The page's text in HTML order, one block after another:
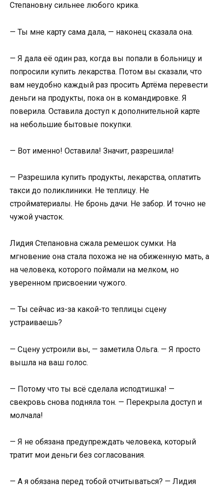
Степановну сильнее любого крика.
— Ты мне карту сама дала, — наконец сказала она.
— Я дала её один раз, когда вы попали в больницу и
попросили купить лекарства. Потом вы сказали, что
вам неудобно каждый раз просить Артёма перевести
деньги на продукты, пока он в командировке. Я
поверила. Оставила доступ к дополнительной карте
на небольшие бытовые покупки.
— Вот именно! Оставила! Значит, разрешила!
— Разрешила купить продукты, лекарства, оплатить
такси до поликлиники. Не теплицу. Не
стройматериалы. Не бронь дачи. Не забор. И точно не
чужой участок.
Лидия Степановна сжала ремешок сумки. На
мгновение она стала похожа не на обиженную мать, а
на человека, которого поймали на мелком, но
уверенном присвоении чужого.
— Ты сейчас из-за какой-то теплицы сцену
устраиваешь?
— Сцену устроили вы, — заметила Ольга. — Я просто
вышла на ваш голос.
— Потому что ты всё сделала исподтишка! —
свекровь снова подняла тон. — Перекрыла доступ и
молчала!
— Я не обязана предупреждать человека, который
тратит мои деньги без согласования.
— А я обязана перед тобой отчитываться? — Лидия